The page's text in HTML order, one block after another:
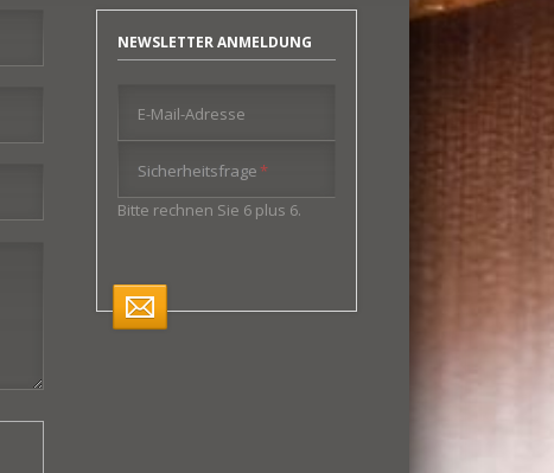
NEWSLETTER ANMELDUNG
E-Mail-Adresse
Pflichtfeld
Sicherheitsfrage*
Bitte rechnen Sie 6 plus 6.